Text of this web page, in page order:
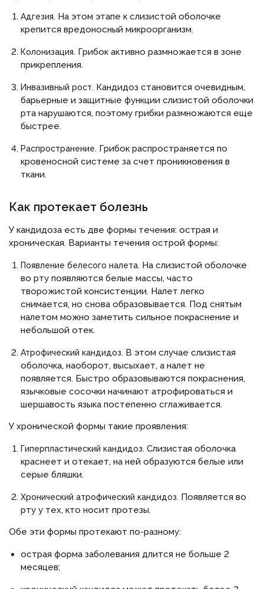
Адгезия. На этом этапе к слизистой оболочке
крепится вредоносный микроорганизм.
Колонизация. Грибок активно размножается в зоне
прикрепления.
Инвазивный рост. Кандидоз становится очевидным,
барьерные и защитные функции слизистой оболочки
рта нарушаются, поэтому грибки размножаются еще
быстрее.
Распространение. Грибок распространяется по
кровеносной системе за счет проникновения в
ткани.
Как протекает болезнь
У кандидоза есть две формы течения: острая и
хроническая. Варианты течения острой формы:
Появление белесого налета. На слизистой оболочке
во рту появляются белые массы, часто
творожистой консистенции. Налет легко
снимается, но снова образовывается. Под снятым
налетом можно заметить сильное покраснение и
небольшой отек.
Атрофический кандидоз. В этом случае слизистая
оболочка, наоборот, высыхает, а налет не
появляется. Быстро образовываются покраснения,
язычковые сосочки начинают атрофироваться и
шершавость языка постепенно сглаживается.
У хронической формы такие проявления:
Гиперпластический кандидоз. Слизистая оболочка
краснеет и отекает, на ней образуются белые или
серые бляшки.
Хронический атрофический кандидоз. Появляется во
рту у тех, кто носит протезы.
Обе эти формы протекают по-разному:
острая форма заболевания длится не больше 2
месяцев;